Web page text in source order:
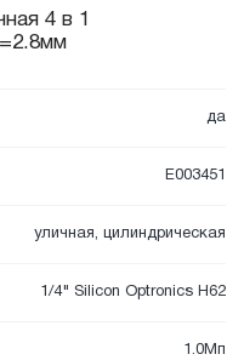
4 в 1
да
E003451
уличная, цилиндрическая
1/4" Silicon Optronics H62
1.0Мп